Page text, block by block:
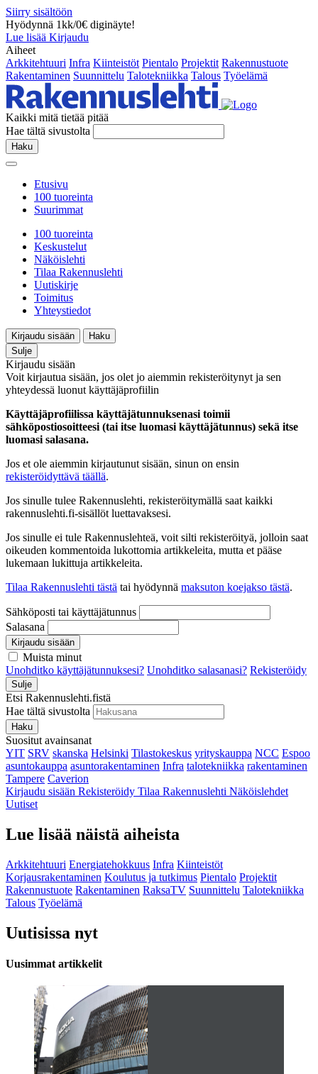
Siirry sisältöön
Hyödynnä 1kk/0€ diginäyte!
Lue lisää Kirjaudu
Aiheet
Arkkitehtuuri Infra Kiinteistöt Pientalo Projektit Rakennustuote
Rakentaminen Suunnittelu Talotekniikka Talous Työelämä
Kaikki mitä tietää pitää
Hae tältä sivustolta
Haku
Etusivu
100 tuoreinta
Suurimmat
100 tuoreinta
Keskustelut
Näköislehti
Tilaa Rakennuslehti
Uutiskirje
Toimitus
Yhteystiedot
Kirjaudu sisään
Haku
Sulje
Kirjaudu sisään
Voit kirjautua sisään, jos olet jo aiemmin rekisteröitynyt ja sen
yhteydessä luonut käyttäjäprofiilin
Käyttäjäprofiilissa käyttäjätunnuksenasi toimii
sähköpostiosoitteesi (tai itse luomasi käyttäjätunnus) sekä itse
luomasi salasana.
Jos et ole aiemmin kirjautunut sisään, sinun on ensin
rekisteröidyttävä täällä.
Jos sinulle tulee Rakennuslehti, rekisteröitymällä saat kaikki
rakennuslehti.fi-sisällöt luettavaksesi.
Jos sinulle ei tule Rakennuslehteä, voit silti rekisteröityä, jolloin saat
oikeuden kommentoida lukottomia artikkeleita, mutta et pääse
lukemaan lukittuja artikkeleita.
Tilaa Rakennuslehti tästä tai hyödynnä maksuton koejakso tästä.
Sähköposti tai käyttäjätunnus
Salasana
Kirjaudu sisään
Muista minut
Unohditko käyttäjätunnuksesi? Unohditko salasanasi? Rekisteröidy
Sulje
Etsi Rakennuslehti.fistä
Hae tältä sivustolta
Haku
Suositut avainsanat
YIT SRV skanska Helsinki Tilastokeskus yrityskauppa NCC Espoo
asuntokauppa asuntorakentaminen Infra talotekniikka rakentaminen
Tampere Caverion
Kirjaudu sisään Rekisteröidy Tilaa Rakennuslehti Näköislehdet
Uutiset
Lue lisää näistä aiheista
Arkkitehtuuri Energiatehokkuus Infra Kiinteistöt
Korjausrakentaminen Koulutus ja tutkimus Pientalo Projektit
Rakennustuote Rakentaminen RaksaTV Suunnittelu Talotekniikka
Talous Työelämä
Uutisissa nyt
Uusimmat artikkelit